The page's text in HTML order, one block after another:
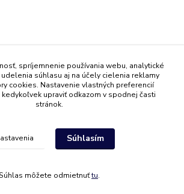
861 051
15:30)
spríjemnenie používania webu, analytické
súhlasu aj na účely cielenia reklamy
cookies. Nastavenie vlastných preferencií
upraviť odkazom v spodnej časti
stránok.
Súhlasím
Súhlas môžete odmietnuťtu.